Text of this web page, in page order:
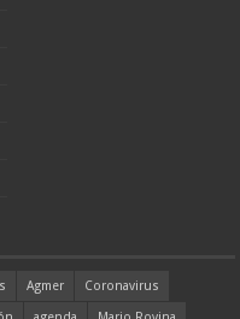
Agmer
Coronavirus